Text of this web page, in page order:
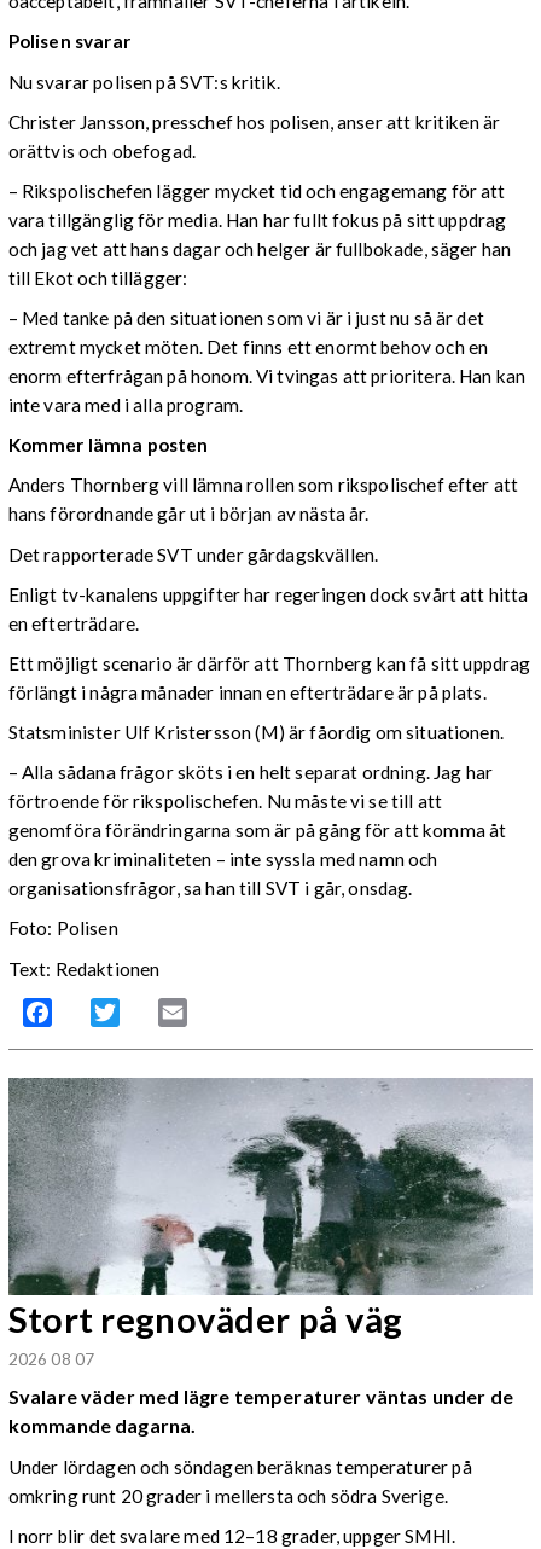
Polisen svarar
Nu svarar polisen på SVT:s kritik.
Christer Jansson, presschef hos polisen, anser att kritiken är
orättvis och obefogad.
– Rikspolischefen lägger mycket tid och engagemang för att
vara tillgänglig för media. Han har fullt fokus på sitt uppdrag
och jag vet att hans dagar och helger är fullbokade, säger han
till Ekot och tillägger:
– Med tanke på den situationen som vi är i just nu så är det
extremt mycket möten. Det finns ett enormt behov och en
enorm efterfrågan på honom. Vi tvingas att prioritera. Han kan
inte vara med i alla program.
Kommer lämna posten
Anders Thornberg vill lämna rollen som rikspolischef efter att
hans förordnande går ut i början av nästa år.
Det rapporterade SVT under gårdagskvällen.
Enligt tv-kanalens uppgifter har regeringen dock svårt att hitta
en efterträdare.
Ett möjligt scenario är därför att Thornberg kan få sitt uppdrag
förlängt i några månader innan en efterträdare är på plats.
Statsminister Ulf Kristersson (M) är fåordig om situationen.
– Alla sådana frågor sköts i en helt separat ordning. Jag har
förtroende för rikspolischefen. Nu måste vi se till att
genomföra förändringarna som är på gång för att komma åt
den grova kriminaliteten – inte syssla med namn och
organisationsfrågor, sa han till SVT i går, onsdag.
Foto: Polisen
Text: Redaktionen
Facebook Twitter
Stort regnoväder på väg
2026 08 07
Svalare väder med lägre temperaturer väntas under de
kommande dagarna.
Under lördagen och söndagen beräknas temperaturer på
omkring runt 20 grader i mellersta och södra Sverige.
I norr blir det svalare med 12–18 grader, uppger SMHI.